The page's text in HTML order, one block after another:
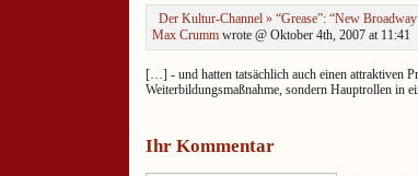
Der Kultur-Channel » “Grease”: “New
Max Crumm wrote @ Oktober 4th, 2007 at 11:41
[…] - und hatten tatsächlich auch einen attraktiven
Weiterbildungsmaßnahme, sondern Hauptrollen in
Ihr Kommentar